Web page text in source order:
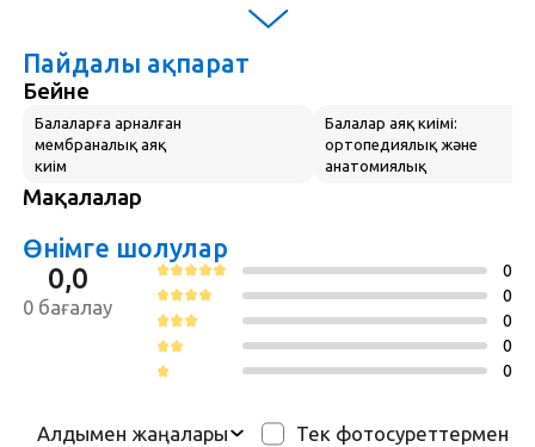
- Классикалық иық сызығымен бос кесу
- Жұмсақ мақта трикотаж
- Дөңгелек мойын және қысқа жең
- Басып шығару құрамында арнайы пигменттердің
болуына байланысты ультракүлгін сәуленің
әсерінен түсін өзгертетін ерекше Фотохромды
бояумен қолданылады. Мысалы, басып шығарудың
түсін өзгерткен күн футболкаға түсуді
тоқтатқаннан кейін, ол өзінің бастапқы түсіне ие
болады
- Унисекс моделі, қыздар мен ұлдарға жарайды
Жасы: 3-12 жас
ТМ Котофей
Пайдалы ақпарат
Бейне
Балаларға арналған
мембраналық аяқ
киім
Балалар аяқ киімі:
ортопедиялық және
анатомиялық
Мақалалар
Өнімге шолулар
0,0
0 бағалау
0
0
0
0
0
Алдымен жаңалары Тек фотосуреттермен